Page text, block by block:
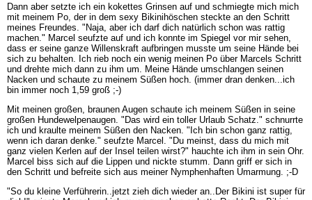
Dann aber setzte ich ein kokettes Grinsen auf und schmiegte mich mich
mit meinem Po, der in dem sexy Bikinihöschen steckte an den Schritt
meines Freundes. "Naja, aber ich darf dich natürlich schon was rattig
machen." Marcel seufzte auf und ich konnte im Spiegel vor mir sehen,
dass er seine ganze Willenskraft aufbringen musste um seine Hände bei
sich zu behalten. Ich rieb noch ein wenig meinen Po über Marcels Schritt
und drehte mich dann zu ihm um. Meine Hände umschlangen seinen
Nacken und schaute zu meinem Süßen hoch. (immer dran denken...ich
bin immer noch 1,59 groß ;-)
Mit meinen großen, braunen Augen schaute ich meinem Süßen in seine
großen Hundewelpenaugen. "Das wird ein toller Urlaub Schatz." schnurrte
ich und kraulte meinem Süßen den Nacken. "Ich bin schon ganz rattig,
wenn ich daran denke." seufzte Marcel. "Du meinst, dass du mich mit
ganz vielen Kerlen auf der Insel teilen wirst?" hauchte ich ihm in sein Ohr.
Marcel biss sich auf die Lippen und nickte stumm. Dann griff er sich in
den Schritt und befreite sich aus meiner Nymphenhaften Umarmung. ;-D
"So du kleine Verführerin..jetzt zieh dich wieder an..Der Bikini ist super für